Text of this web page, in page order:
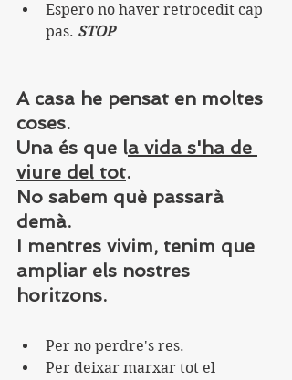
Espero no haver retrocedit cap
pas. STOP
A casa he pensat en moltes
coses.
Una és que la vida s'ha de
viure del tot.
No sabem què passarà
demà.
I mentres vivim, tenim que
ampliar els nostres
horitzons.
Per no perdre's res.
Per deixar marxar tot el